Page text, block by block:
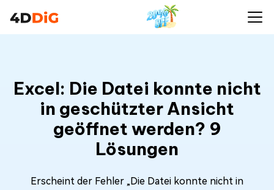
Excel: Die Datei konnte nicht
in geschützter Ansicht
geöffnet werden? 9
Lösungen
Erscheint der Fehler „Die Datei konnte nicht in